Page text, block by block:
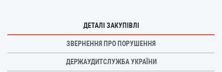
ДЕТАЛІ ЗАКУПІВЛІ
ЗВЕРНЕННЯ ПРО ПОРУШЕННЯ
ДЕРЖАУДИТСЛУЖБА УКРАЇНИ